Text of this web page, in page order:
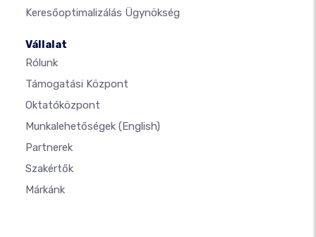
Keresőoptimalizálás Ügynökség
Vállalat
Rólunk
Támogatási Központ
Oktatóközpont
Munkalehetőségek (English)
Partnerek
Szakértők
Márkánk